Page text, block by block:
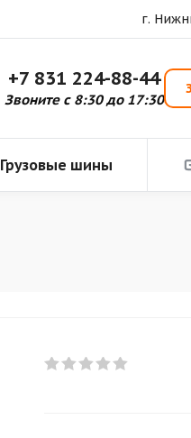
г.
+7 831 224-88-44
Звоните с 8:30 до 17:30
Грузовые шины